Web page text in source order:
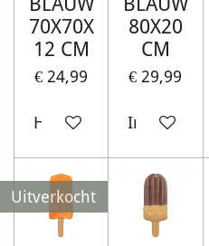
70X70X
12 CM
€ 24,99
Houd mij op de hoogte
80X20
CM
€ 29,99
In
Uitverkocht